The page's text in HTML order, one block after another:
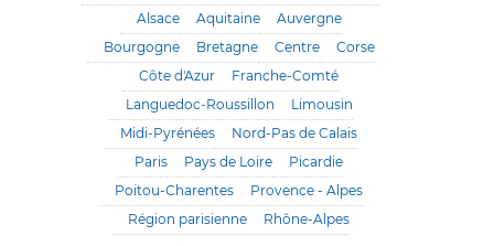
Alsace Aquitaine
Auvergne
Bourgogne
Bretagne Centre
Corse
Côte d'Azur
Franche-Comté
Languedoc-Roussillon
Limousin
Midi-Pyrénées
Nord-Pas de Calais
Paris
Pays de Loire
Picardie
Poitou-Charentes
Provence - Alpes
Région parisienne
Rhône-Alpes